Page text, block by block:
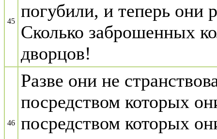
45
погубили, и теперь они
Сколько заброшенных
дворцов!
46
Разве они не
посредством которых
посредством которых